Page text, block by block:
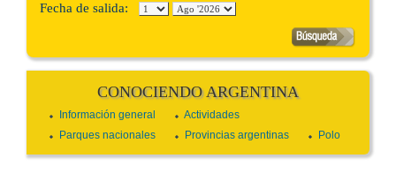
Fecha de salida:
CONOCIENDO ARGENTINA
Información general
Actividades
Parques nacionales
Provincias argentinas Polo